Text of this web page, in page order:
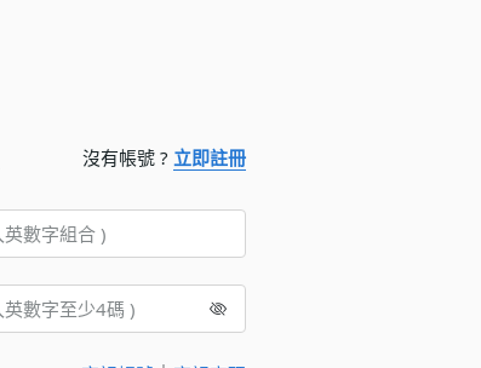
沒有帳號 ? 立即註冊